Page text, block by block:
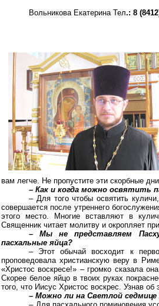
Вольникова Екатерина Тел.: 8
вам легче. Не пропустите эти скорбные
– Как и когда можно освятить
– Для того чтобы освятить
совершается после утреннего
этого место. Многие вставляют в
Священник читает молитву и окропляет
– Мы не представляем
пасхальные яйца?
– Этот обычай восходит к
проповедовала христианскую веру в
«Христос воскресе!» – громко сказала
Скорее белое яйцо в твоих руках
того, что Иисус Христос воскрес. Узнав
– Можно ли на Светлой